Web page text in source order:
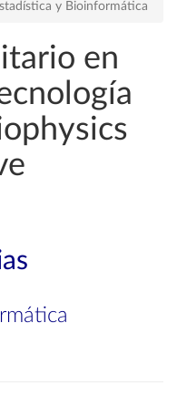
y Bioinformática
en